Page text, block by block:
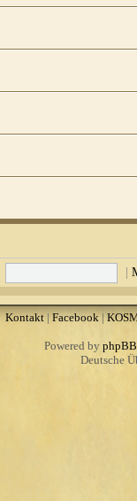
|
Kontakt| Facebook|
Powered by phpBB
Deutsche